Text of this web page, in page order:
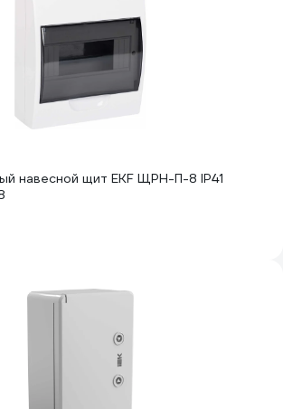
навесной щит EKF ЩРН-П-8 IP41